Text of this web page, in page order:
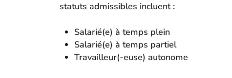
statuts admissibles incluent :
Salarié(e) à temps plein
Salarié(e) à temps partiel
Travailleur(-euse) autonome